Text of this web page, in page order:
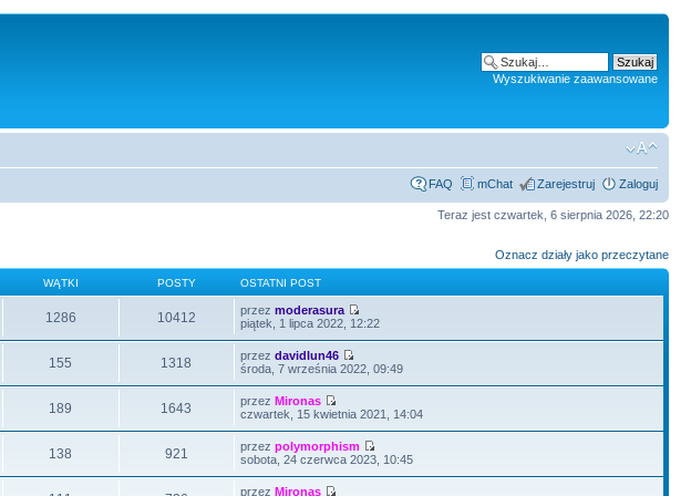
Wyszukiwanie zaawansowane
FAQ mChat Zarejestruj Zaloguj
Teraz jest czwartek, 6 sierpnia 2026, 22:20
Oznacz działy jako przeczytane
WĄTKI POSTY OSTATNI POST
1286 10412 przezmoderasura
piątek, 1 lipca 2022, 12:22
155 1318 przezdavidlun46
środa, 7 września 2022, 09:49
189 1643 przezMironas
czwartek, 15 kwietnia 2021, 14:04
138 921 przezpolymorphism
sobota, 24 czerwca 2023, 10:45
przezMironas